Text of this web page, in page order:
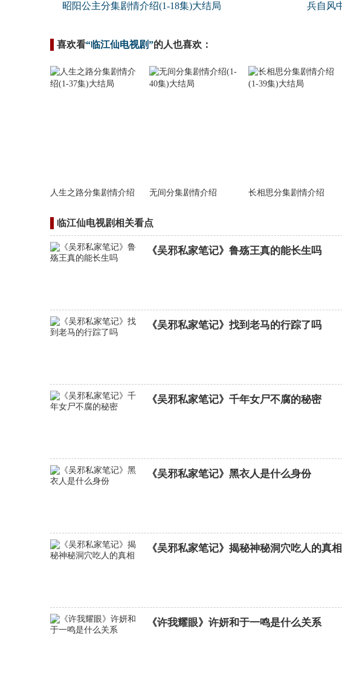
昭阳公主分集剧情介绍(1-18集)大结局 兵自风
喜欢看“临江仙电视剧”的人也喜欢：
人生之路分集剧情介绍 无间分集剧情介绍 长相思分集剧情介绍
临江仙电视剧相关看点
《吴邪私家笔记》鲁殇王真的能长生吗
《吴邪私家笔记》找到老马的行踪了吗
《吴邪私家笔记》千年女尸不腐的秘密
《吴邪私家笔记》黑衣人是什么身份
《吴邪私家笔记》揭秘神秘洞穴吃人的真相
《许我耀眼》许妍和于一鸣是什么关系